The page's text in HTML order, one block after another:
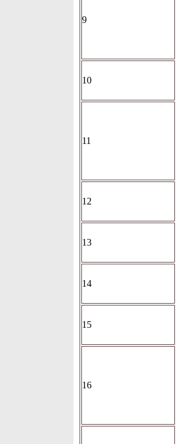
9
10
11
12
13
14
15
16